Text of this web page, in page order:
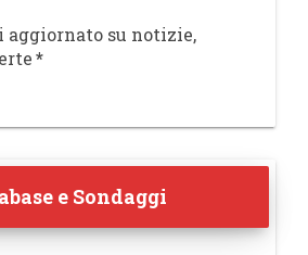
aggiornato su notizie,
*
e Sondaggi